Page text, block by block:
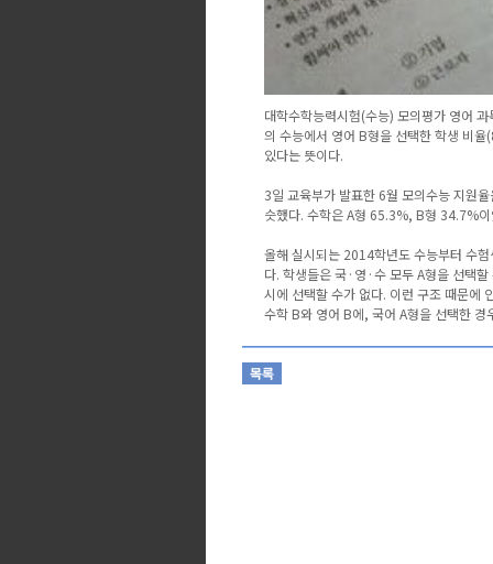
대학수학능력시험(수능) 모의평가 영어
의 수능에서 영어 B형을 선택한 학생 비
있다는 뜻이다.
3일 교육부가 발표한 6월 모의수능 지원
슷했다. 수학은 A형 65.3%, B형 34.7%
올해 실시되는 2014학년도 수능부터 수
다. 학생들은 국·영·수 모두 A형을 선택
시에 선택할 수가 없다. 이런 구조 때문에
수학 B와 영어 B에, 국어 A형을 선택한